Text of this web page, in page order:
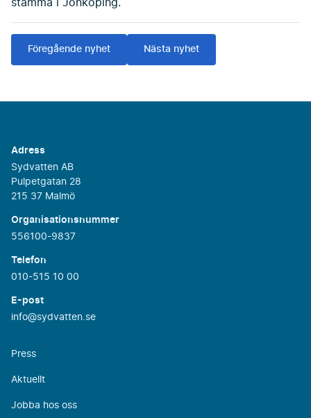
stämma i Jönköping.
Föregående nyhet Nästa nyhet
Adress
Sydvatten AB
Pulpetgatan 28
215 37 Malmö
Organisationsnummer
556100-9837
Telefon
010-515 10 00
E-post
info@sydvatten.se
Press
Aktuellt
Jobba hos oss